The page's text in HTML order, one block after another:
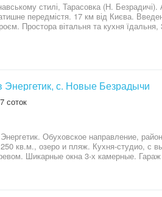
стилі, Тарасовка (Н. Безрадичі).
передмістя. 17 км від Києва.
Простора вітальня та кухня їдальня,
опалення. Трифазне введення електрики
с. Новые Безрадычи
7 соток
Кооператив Энергетик.
кв.м., озеро и пляж. Кухня-студио, с
камерные. Гараж на 1 авто с автоматическими воротами.
пляже. Приятные соседи. Просмотр по